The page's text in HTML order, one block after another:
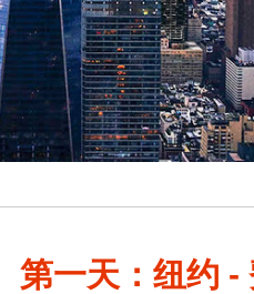
第一天：纽约 -